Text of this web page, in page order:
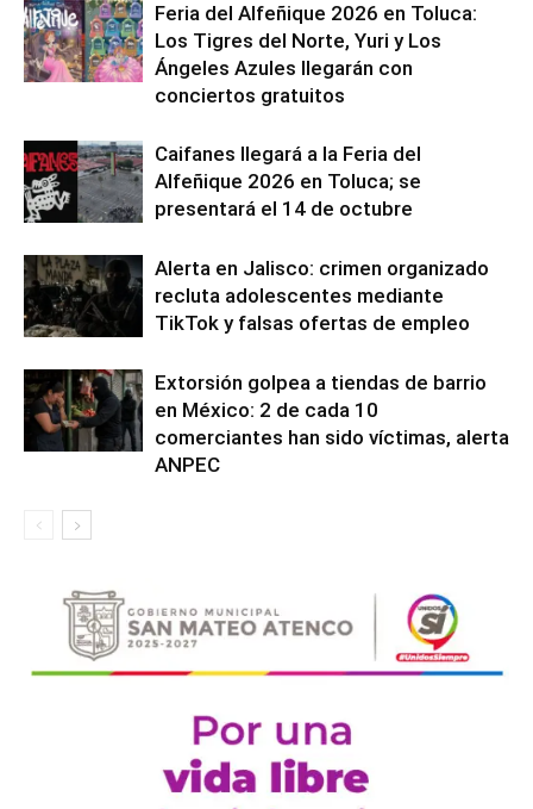
Feria del Alfeñique 2026 en Toluca:
Los Tigres del Norte, Yuri y Los
Ángeles Azules llegarán con
conciertos gratuitos
Caifanes llegará a la Feria del
Alfeñique 2026 en Toluca; se
presentará el 14 de octubre
Alerta en Jalisco: crimen organizado
recluta adolescentes mediante
TikTok y falsas ofertas de empleo
Extorsión golpea a tiendas de barrio
en México: 2 de cada 10
comerciantes han sido víctimas, alerta
ANPEC